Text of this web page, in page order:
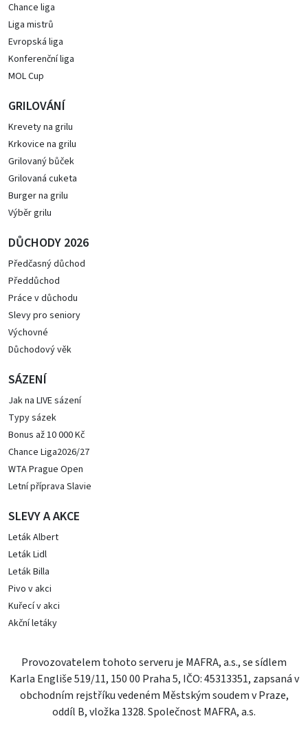
Chance liga
Liga mistrů
Evropská liga
Konferenční liga
MOL Cup
GRILOVÁNÍ
Krevety na grilu
Krkovice na grilu
Grilovaný bůček
Grilovaná cuketa
Burger na grilu
Výběr grilu
DŮCHODY 2026
Předčasný důchod
Předdůchod
Práce v důchodu
Slevy pro seniory
Výchovné
Důchodový věk
SÁZENÍ
Jak na LIVE sázení
Typy sázek
Bonus až 10 000 Kč
Chance Liga2026/27
WTA Prague Open
Letní příprava Slavie
SLEVY A AKCE
Leták Albert
Leták Lidl
Leták Billa
Pivo v akci
Kuřecí v akci
Akční letáky
Provozovatelem tohoto serveru je MAFRA, a.s., se sídlem
Karla Engliše 519/11, 150 00 Praha 5, IČO: 45313351, zapsaná v
obchodním rejstříku vedeném Městským soudem v Praze,
oddíl B, vložka 1328. Společnost MAFRA, a.s.